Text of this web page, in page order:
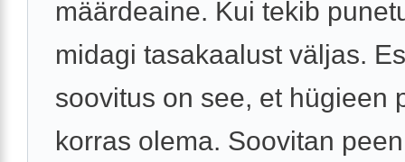
määrdeaine. Kui tekib
midagi tasakaalust väljas.
soovitus on see, et hügieen
korras olema. Soovitan